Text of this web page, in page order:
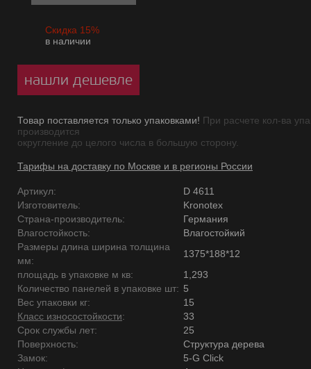
Скидка 15%
в наличии
нашли дешевле
Товар поставляется только упаковками! При расчете кол-ва
производится
округление до целого числа в большую сторону.
Тарифы на доставку по Москве и в регионы России
Артикул:
D 4611
Изготовитель:
Kronotex
Страна-производитель:
Германия
Влагостойкость:
Влагостойкий
Размеры длина ширина толщина
мм:
1375*188*12
площадь в упаковке м кв:
1,293
Количество панелей в упаковке шт: 5
Вес упаковки кг:
15
Класс износостойкости:
33
Срок службы лет:
25
Поверхность:
Структура дерева
Замок:
5-G Click